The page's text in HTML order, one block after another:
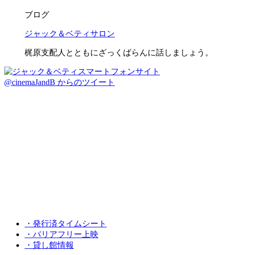
ブログ
ジャック＆ベティサロン
梶原支配人とともにざっくばらんに話しましょう。
@cinemaJandB からのツイート
・発行済タイムシート
・バリアフリー上映
・貸し館情報